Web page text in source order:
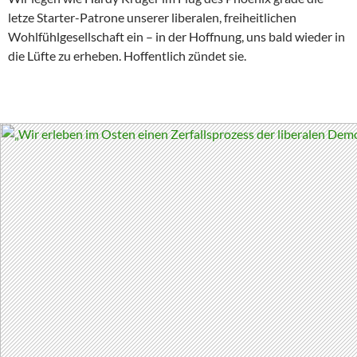
letze Starter-Patrone unserer liberalen, freiheitlichen
Wohlfühlgesellschaft ein – in der Hoffnung, uns bald wieder in
die Lüfte zu erheben. Hoffentlich zündet sie.